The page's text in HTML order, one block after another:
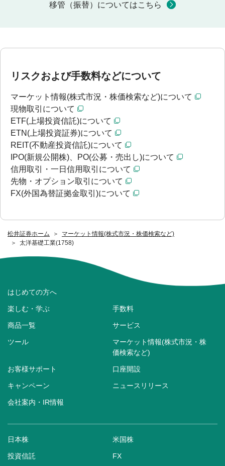
松井証券ホーム
マーケット情報(株式市況・株価検索など)
太洋基礎工業(1758)
移管（振替）についてはこちら
リスクおよび手数料などについて
マーケット情報(株式市況・株価検索など)について
現物取引について
ETF(上場投資信託)について
ETN(上場投資証券)について
REIT(不動産投資信託)について
IPO(新規公開株)、PO(公募・売出し)について
信用取引・一日信用取引について
先物・オプション取引について
FX(外国為替証拠金取引)について
はじめての方へ
楽しむ・学ぶ 手数料
商品一覧 サービス
ツール
マーケット情報(株式市況・株
価検索など)
お客様サポート 口座開設
キャンペーン ニュースリリース
会社案内・IR情報
日本株 米国株
投資信託 FX